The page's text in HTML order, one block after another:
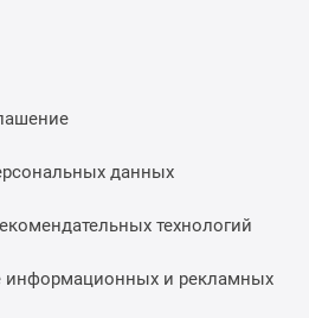
данных
технологий
информационных и рекламных